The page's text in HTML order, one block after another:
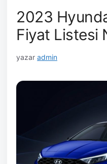
2023
Fiyat Listesi
yazar admin